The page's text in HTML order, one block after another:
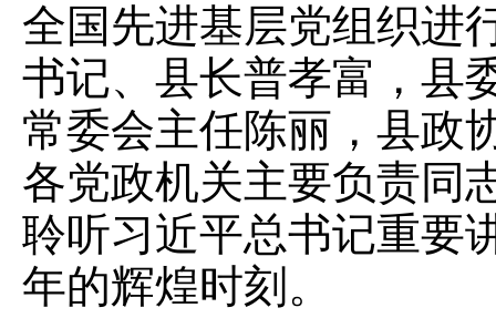
全国先进基层党组织进
书记、县长普孝富，县
常委会主任陈丽，县政
各党政机关主要负责同
聆听习近平总书记重要
年的辉煌时刻。